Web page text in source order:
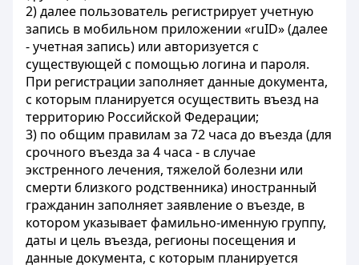
2) далее пользователь регистрирует учетную
запись в мобильном приложении «ruID» (далее
- учетная запись) или авторизуется с
существующей с помощью логина и пароля.
При регистрации заполняет данные документа,
с которым планируется осуществить въезд на
территорию Российской Федерации;
3) по общим правилам за 72 часа до въезда (для
срочного въезда за 4 часа - в случае
экстренного лечения, тяжелой болезни или
смерти близкого родственника) иностранный
гражданин заполняет заявление о въезде, в
котором указывает фамильно-именную группу,
даты и цель въезда, регионы посещения и
данные документа, с которым планируется